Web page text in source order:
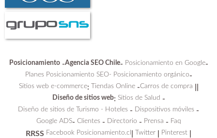
Posicionamiento-Agencia SEO Chile- Posicionamiento en Google-
Planes Posicionamiento SEO- Posicionamiento orgánico-
Sitios web e-commerce: Tiendas Online-Carros de compra
Diseño de sitios web: Sitios de Salud -
Diseño de sitios de Turismo - Hoteles - Dispositivos móviles -
Google ADS- Clientes- Directorio - Prensa - Faq
RRSS Facebook Posicionamiento.cl Twitter Pinterest